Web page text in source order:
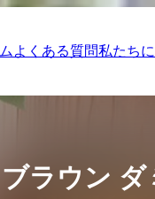
よくある質問私たち
ラウン ダ